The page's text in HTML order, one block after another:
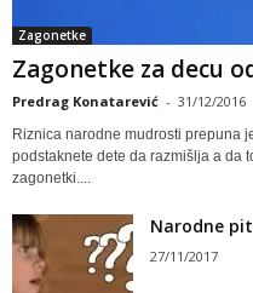
Zagonetke
Zagonetke za decu
Predrag Konatarević - 31/12/2016
Riznica narodne mudrosti prepuna
podstaknete dete da razmišlja a da
zagonetki....
Narodne
27/11/2017